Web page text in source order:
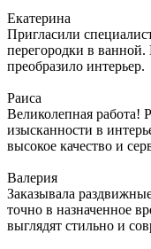
Екатерина
Пригласили
перегородки в ванной.
преобразило интерьер.
Раиса
Великолепная работа!
изысканности в
высокое качество и
Валерия
Заказывала
точно в назначенное
выглядят стильно и